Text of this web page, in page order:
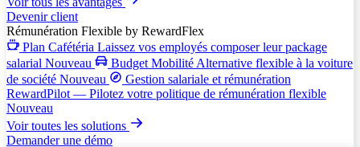
Devenir client
Rémunération Flexible by RewardFlex
Plan Cafétéria Laissez vos employés composer leur package
salarial Nouveau Budget Mobilité Alternative flexible à la voiture
de société Nouveau
Gestion salariale et rémunération
RewardPilot — Pilotez votre politique de rémunération flexible
Nouveau
Voir toutes les solutions
Demander une démo